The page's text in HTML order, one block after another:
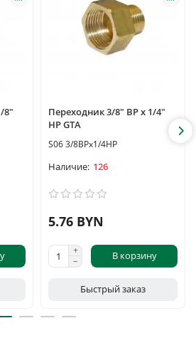
8"
Переходник 3/8" ВР х 1/4"
НР GTA
S06 3/8ВРх1/4НР
126
5.76 BYN
В корзину
Быстрый заказ